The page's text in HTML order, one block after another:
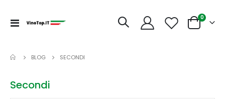
Toggle
Cart
0articoli
BLOG SECONDI
Secondi